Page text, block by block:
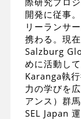
開発に従事
リーランサ
携わる。現
Salzburg
めに活動し
Karanga執
力の学びを
アンス）群
SEL Japan